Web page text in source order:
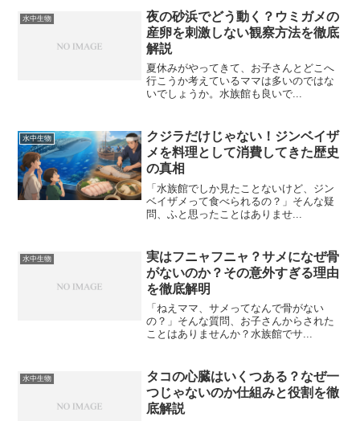
水中生物
夜の砂浜でどう動く？ウミガメの
産卵を刺激しない観察方法を徹底
解説
夏休みがやってきて、お子さんとどこへ
行こうか考えているママは多いのではな
いでしょうか。水族館も良いで...
水中生物
クジラだけじゃない！ジンベイザ
メを料理として消費してきた歴史
の真相
「水族館でしか見たことないけど、ジン
ベイザメって食べられるの？」そんな疑
問、ふと思ったことはありませ...
水中生物
実はフニャフニャ？サメになぜ骨
がないのか？その意外すぎる理由
を徹底解明
「ねえママ、サメってなんで骨がない
の？」そんな質問、お子さんからされた
ことはありませんか？水族館でサ...
水中生物
タコの心臓はいくつある？なぜ一
つじゃないのか仕組みと役割を徹
底解説